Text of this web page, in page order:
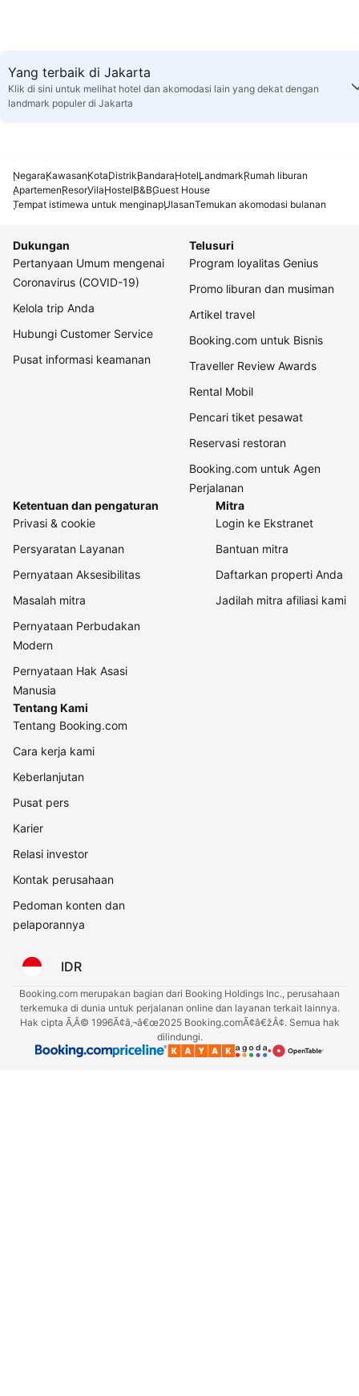
Yang terbaik di Jakarta
Klik di sini untuk melihat hotel dan akomodasi lain yang dekat dengan
landmark populer di Jakarta
NegaraKawasanKotaDistrikBandaraHotelLandmarkRumah liburan
ApartemenResorVilaHostelB&BGuest House
Tempat istimewa untuk menginapUlasanTemukan akomodasi bulanan
Dukungan
Pertanyaan Umum mengenai
Coronavirus (COVID-19)
Kelola trip Anda
Hubungi Customer Service
Pusat informasi keamanan
Telusuri
Program loyalitas Genius
Promo liburan dan musiman
Artikel travel
Booking.com untuk Bisnis
Traveller Review Awards
Rental Mobil
Pencari tiket pesawat
Reservasi restoran
Booking.com untuk Agen
Perjalanan
Ketentuan dan pengaturan
Privasi & cookie
Persyaratan Layanan
Pernyataan Aksesibilitas
Masalah mitra
Pernyataan Perbudakan
Modern
Pernyataan Hak Asasi
Manusia
Mitra
Login ke Ekstranet
Bantuan mitra
Daftarkan properti Anda
Jadilah mitra afiliasi kami
Tentang Kami
Tentang Booking.com
Cara kerja kami
Keberlanjutan
Pusat pers
Karier
Relasi investor
Kontak perusahaan
Pedoman konten dan
pelaporannya
IDR
Booking.com merupakan bagian dari Booking Holdings Inc., perusahaan
terkemuka di dunia untuk perjalanan online dan layanan terkait lainnya.
Hak cipta Ã‚Â© 1996Ã¢â‚¬â€œ2025 Booking.comÃ¢â€žÂ¢. Semua hak
dilindungi.